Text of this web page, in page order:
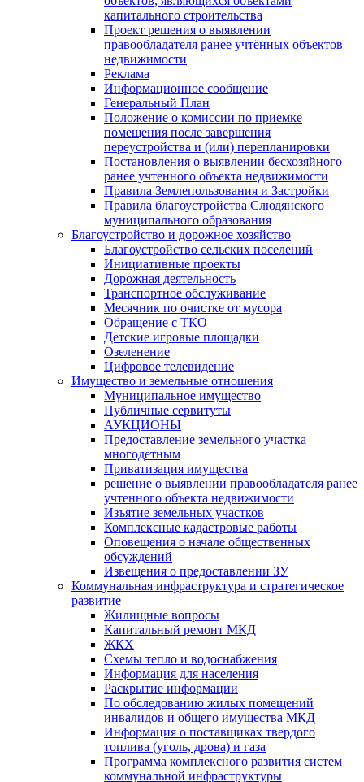
капитального строительства
Проект решения о выявлении
правообладателя ранее учтённых объектов
недвижимости
Реклама
Информационное сообщение
Генеральный План
Положение о комиссии по приемке
помещения после завершения
переустройства и (или) перепланировки
Постановления о выявлении бесхозяйного
ранее учтенного объекта недвижимости
Правила Землепользования и Застройки
Правила благоустройства Слюдянского
муниципального образования
Благоустройство и дорожное хозяйство
Благоустройство сельских поселений
Инициативные проекты
Дорожная деятельность
Транспортное обслуживание
Месячник по очистке от мусора
Обращение с ТКО
Детские игровые площадки
Озеленение
Цифровое телевидение
Имущество и земельные отношения
Муниципальное имущество
Публичные сервитуты
АУКЦИОНЫ
Предоставление земельного участка
многодетным
Приватизация имущества
решение о выявлении правообладателя ранее
учтенного объекта недвижимости
Изъятие земельных участков
Комплексные кадастровые работы
Оповещения о начале общественных
обсуждений
Извещения о предоставлении ЗУ
Коммунальная инфраструктура и стратегическое
развитие
Жилищные вопросы
Капитальный ремонт МКД
ЖКХ
Схемы тепло и водоснабжения
Информация для населения
Раскрытие информации
По обследованию жилых помещений
инвалидов и общего имущества МКД
Информация о поставщиках твердого
топлива (уголь, дрова) и газа
Программа комплексного развития систем
коммунальной инфраструктуры